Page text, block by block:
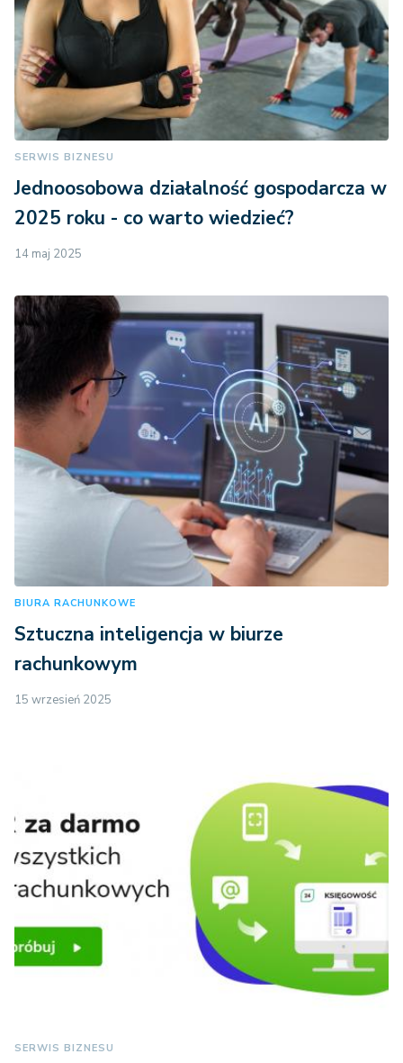
SERWIS BIZNESU
Jednoosobowa działalność gospodarcza w
2025 roku - co warto wiedzieć?
14 maj 2025
BIURA RACHUNKOWE
Sztuczna inteligencja w biurze
rachunkowym
15 wrzesień 2025
SERWIS BIZNESU